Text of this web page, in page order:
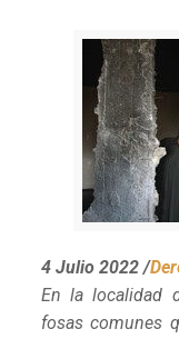
4 Julio 2022 /
En la localidad
fosas comunes